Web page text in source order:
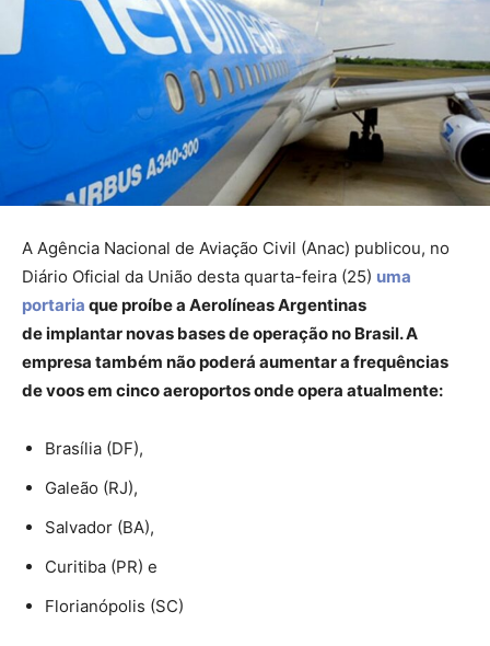
A Agência Nacional de Aviação Civil (Anac) publicou, no
Diário Oficial da União desta quarta-feira (25) uma
portaria que proíbe a Aerolíneas Argentinas
de implantar novas bases de operação no Brasil. A
empresa também não poderá aumentar a frequências
de voos em cinco aeroportos onde opera atualmente:
Brasília (DF),
Galeão (RJ),
Salvador (BA),
Curitiba (PR) e
Florianópolis (SC)